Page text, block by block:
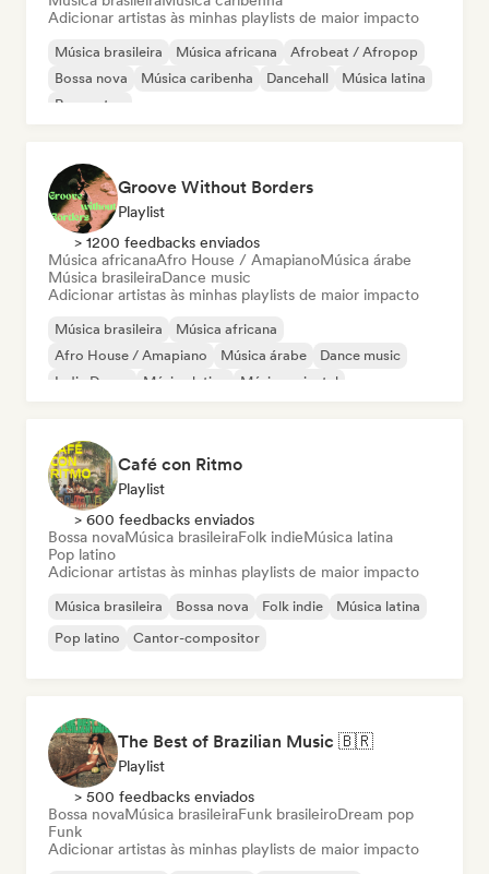
Adicionar artistas às minhas playlists de maior impacto
Música brasileira Música africana
Afrobeat / Afropop
Bossa nova
Música caribenha Dancehall
Música latina
Reggaeton
Groove Without Borders
Playlist
> 1200 feedbacks enviados
Música africanaAfro House / AmapianoMúsica árabe
Música brasileiraDance music
Adicionar artistas às minhas playlists de maior impacto
Música brasileira
Música africana
Afro House / Amapiano
Música árabe
Dance music
Indie Dance
Música latina Música oriental
Café con Ritmo
Playlist
> 600 feedbacks enviados
Bossa novaMúsica brasileiraFolk indieMúsica latina
Pop latino
Adicionar artistas às minhas playlists de maior impacto
Música brasileira Bossa nova Folk indie
Música latina
Pop latino
Cantor-compositor
The Best of Brazilian Music 🇧🇷
Playlist
> 500 feedbacks enviados
Bossa novaMúsica brasileiraFunk brasileiroDream pop
Funk
Adicionar artistas às minhas playlists de maior impacto